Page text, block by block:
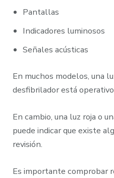
Pantallas
Indicadores luminosos
Señales acústicas
En muchos modelos, una
desfibrilador está
En cambio, una luz roja o
puede indicar que existe
revisión.
Es importante comprobar